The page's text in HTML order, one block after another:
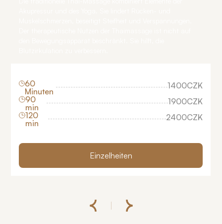
60
Minuten
1400CZK
90
min
1900CZK
120
min
2400CZK
Einzelheiten